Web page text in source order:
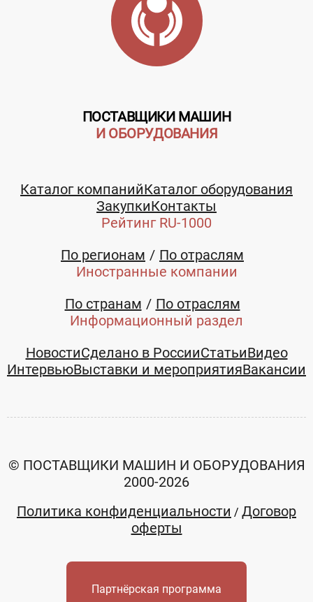
ПОСТАВЩИКИ МАШИН
И ОБОРУДОВАНИЯ
Каталог компанийКаталог оборудования
ЗакупкиКонтакты
Рейтинг RU-1000
По регионам
По отраслям
Иностранные компании
По странам
По отраслям
Информационный раздел
НовостиСделано в РоссииСтатьиВидео
ИнтервьюВыставки и мероприятияВакансии
© ПОСТАВЩИКИ МАШИН И ОБОРУДОВАНИЯ
2000-2026
Политика конфиденциальности / Договор
оферты
Партнёрская программа